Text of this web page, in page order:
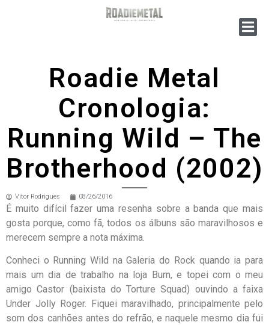
Roadie Metal
Cronologia:
Running Wild – The
Brotherhood (2002)
Vitor Rodrigues 08/26/2016
É muito difícil fazer uma resenha sobre a banda que mais
gosta porque, como fã, todos os álbuns são maravilhosos e
merecem sempre a nota máxima.
Conheci o Running Wild na Galeria do Rock quando ia para
mais um dia de trabalho na loja Burn, e topei com o meu
amigo Castor (baixista do Torture Squad) ouvindo a faixa
Under Jolly Roger. Fiquei maravilhado, principalmente pelo
som dos canhões antes do refrão, e naquele mesmo dia fui